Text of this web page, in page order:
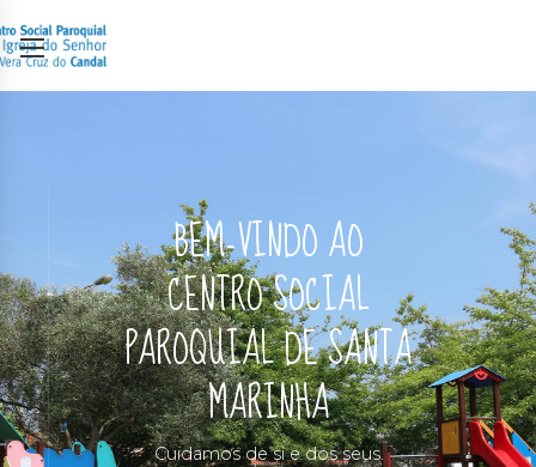
BEM-VINDO AO
CENTRO SOCIAL
PAROQUIAL DE SANTA
MARINHA
Cuidamos de si e dos seus.